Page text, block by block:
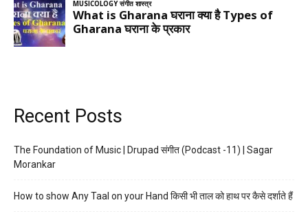
Recent Posts
The Foundation of Music | Drupad संगीत (Podcast -11) | Sagar
Morankar
How to show Any Taal on your Hand किसी भी ताल को हाथ पर कैसे दर्शाते हैं